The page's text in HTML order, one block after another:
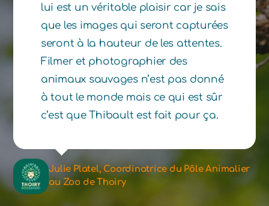
lui est un véritable plaisir car je sais
que les images qui seront capturées
seront à la hauteur de les attentes.
Filmer et photographier des
animaux sauvages n’est pas donné
à tout le monde mais ce qui est sûr
c’est que Thibault est fait pour ça.
Julie Platel, Coordinatrice du Pôle Animalier
au Zoo de Thoiry